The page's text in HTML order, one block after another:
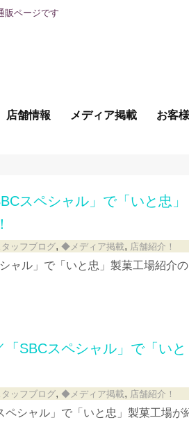
販ページです
店舗情報 メディア掲載 お客
スペシャル」で「いと忠」
ッフブログ, ◆メディア掲載, 店舗紹介！
ャル」で「いと忠」製菓工場紹介の
SBCスペシャル」で「いと
ッフブログ, ◆メディア掲載, 店舗紹介！
シャル」で「いと忠」製菓工場が